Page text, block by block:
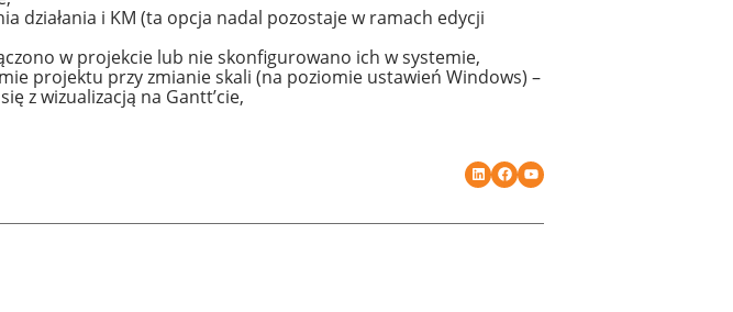
działania i KM (ta opcja nadal pozostaje w ramach edycji
w projekcie lub nie skonfigurowano ich w systemie,
projektu przy zmianie skali (na poziomie ustawień Windows) –
z wizualizacją na Gantt’cie,